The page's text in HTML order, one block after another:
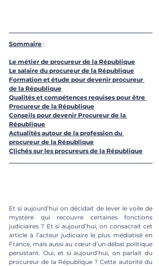
Sommaire :
Le métier de procureur de la République
Le salaire du procureur de la République
Formation et étude pour devenir procureur
de la République
Qualités et compétences requises pour être
Procureur de la République
Conseils pour devenir Procureur de la
République
Actualités autour de la profession du
procureur de la République
Clichés sur les procureurs de la République
Et si aujourd’hui on décidait de lever le voile de
mystère qui recouvre certaines fonctions
judiciaires ? Et si aujourd’hui, on consacrait cet
article à l’acteur judiciaire le plus médiatisé en
France, mais aussi au cœur d’un débat politique
persistant. Oui, et si aujourd’hui, on parlait du
procureur de la République ? Cette autorité du